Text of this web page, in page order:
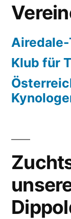
Klub für